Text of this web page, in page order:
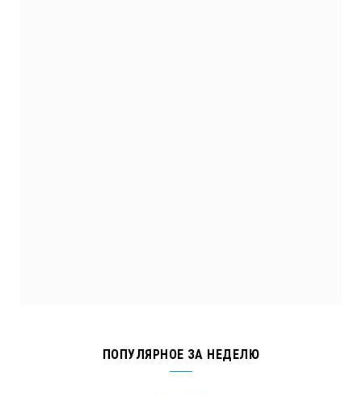
ПОПУЛЯРНОЕ ЗА НЕДЕЛЮ